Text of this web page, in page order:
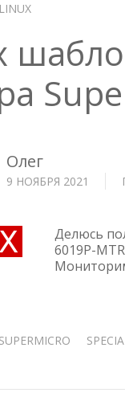
LINUX
Олег
9 НОЯБРЯ 2021
Делюсь
6019P-
SUPERMICRO